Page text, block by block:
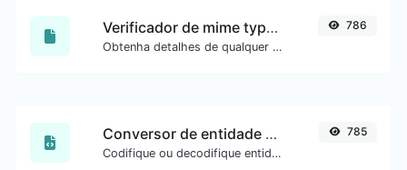
Verificador de mime type de arquivo
Obtenha detalhes de qualquer tipo de arquivo, como o mime type ou a data da última edição.
786
Conversor de entidade HTML
Codifique ou decodifique entidades HTML para qualquer entrada.
785